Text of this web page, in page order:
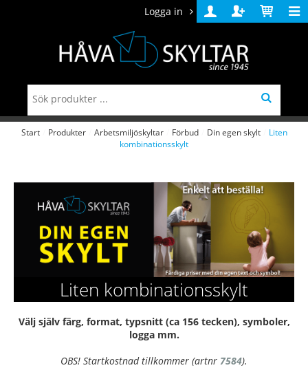
Logga in
Logga
in
Skapa
konto
Varukorg
Start Produkter Arbetsmiljöskyltar Förbud Din egen skylt
Liten
kombinationsskylt
Liten kombinationsskylt
Välj själv färg, format, typsnitt (ca 156 tecken), symboler,
logga mm.
OBS! Startkostnad tillkommer (artnr 7584).